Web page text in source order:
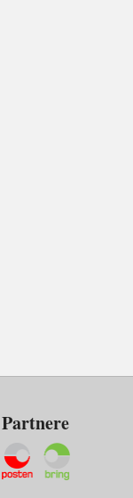
Partnere